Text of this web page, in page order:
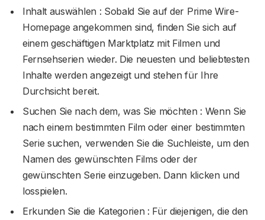
Inhalt auswählen : Sobald Sie auf der Prime Wire-
Homepage angekommen sind, finden Sie sich auf
einem geschäftigen Marktplatz mit Filmen und
Fernsehserien wieder. Die neuesten und beliebtesten
Inhalte werden angezeigt und stehen für Ihre
Durchsicht bereit.
Suchen Sie nach dem, was Sie möchten : Wenn Sie
nach einem bestimmten Film oder einer bestimmten
Serie suchen, verwenden Sie die Suchleiste, um den
Namen des gewünschten Films oder der
gewünschten Serie einzugeben. Dann klicken und
losspielen.
Erkunden Sie die Kategorien : Für diejenigen, die den